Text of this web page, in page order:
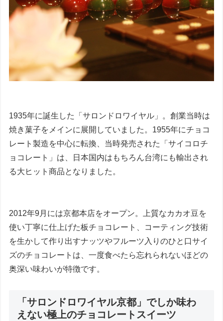
1935年に誕生した「サロンドロワイヤル」。創業当時は
焼き菓子をメインに展開していました。1955年にチョコ
レート製造を中心に転換、当時発売された「サイコロチ
ョコレート」は、日本国内はもちろん台湾にも輸出され
る大ヒット商品となりました。
2012年9月には京都本店をオープン。上質なカカオ豆を
使い丁寧に仕上げた板チョコレート、コーティング技術
を生かして作り出すナッツやフルーツ入りのひと口サイ
ズのチョコレートは、一度食べたら忘れられないほどの
奥深い味わいが特徴です。
「サロンドロワイヤル京都」でしか味わ
えない極上のチョコレートスイーツ